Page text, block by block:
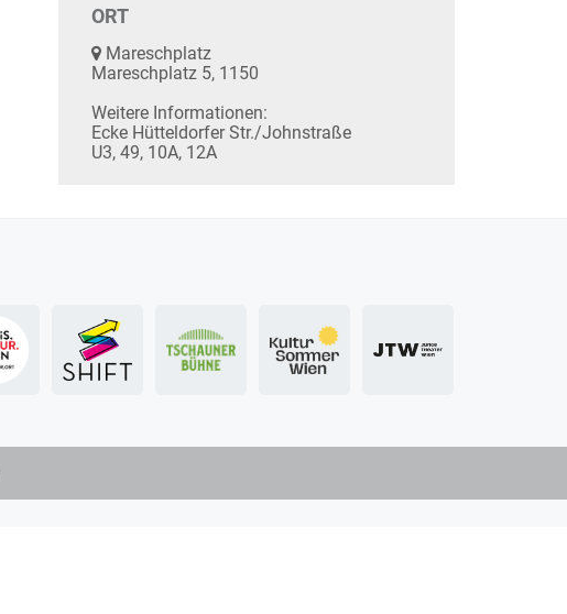
ORT
Mareschplatz
Mareschplatz 5, 1150
Weitere Informationen:
Ecke Hütteldorfer Str./Johnstraße
U3, 49, 10A, 12A